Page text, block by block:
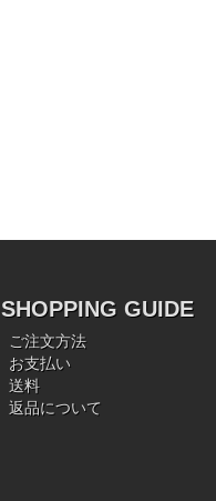
SHOPPING GUIDE
ご注文方法
お支払い
送料
返品について